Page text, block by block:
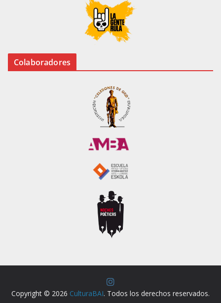
Colaboradores
Copyright © 2026 CulturaBAI. Todos los derechos reservados.